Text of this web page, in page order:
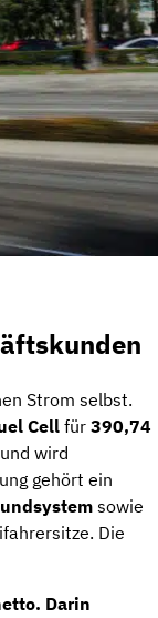
Strom selbst.
Cellfür 390,74
wird
gehört ein
sowie
Die
. Darin